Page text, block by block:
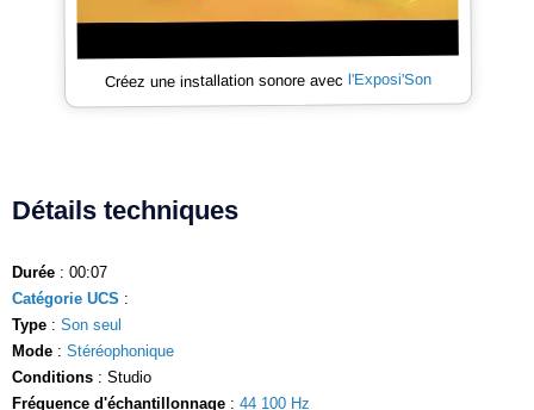
Créez une installation sonore avecl'Exposi'Son
Détails techniques
Durée : 00:07
Catégorie UCS :
Type : Son seul
Mode : Stéréophonique
Conditions : Studio
Fréquence d'échantillonnage : 44 100 Hz